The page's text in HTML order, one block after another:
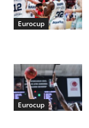
Eurocup
Eurocup